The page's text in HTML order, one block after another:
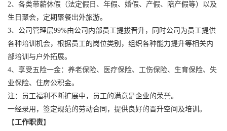
2、各类带薪休假（法定假日、年假、婚假、产假、陪产假等）以及
生日聚会，定期聚餐出外旅游。
3、公司管理层99%由公司内部员工提拔晋升，同时公司为员工提供
各种培训机会，根据员工的岗位类别，组织各种能力提升等相关内
部培训与户外拓展。
4、享受五险一金：养老保险、医疗保险、工伤保险、生育保险、失
业保险、住房公积金。
注：员工福利不断扩展中，员工的满意是企业的荣誉。
一经录用，签定规范的劳动合同，提供良好的晋升空间及培训。
【工作职责】